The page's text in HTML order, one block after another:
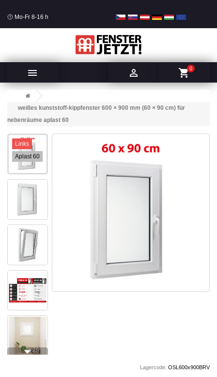
Mo-Fr 8-16 h
  shopping_cart0
weißes kunststoff-kippfenster 600 × 900 mm (60 × 90 cm) für
nebenräume aplast 60
Links
Aplast 60
arrow_drop_down
Lagercode: OSL600x900BRV